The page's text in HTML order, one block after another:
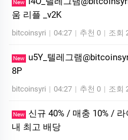
New
움 리플 _v2K
bitcoinsyri | 04:27 | 추천 0 | 조회
New
u5Y_텔레그램
8P
bitcoinsyri | 04:27 | 추천 0 | 조회
New
신규 40% / 매충 10% /
내 최고 배당